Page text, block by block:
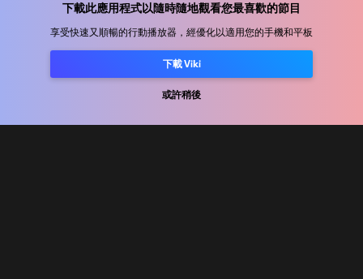
下載此應用程式以隨時隨地觀看您最喜歡的節目
享受快速又順暢的行動播放器，經優化以適用您的手機和平板
下載 Viki
或許稍後
發行合作
使用條款